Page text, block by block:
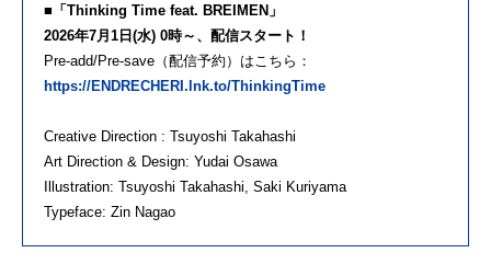
■「Thinking Time feat. BREIMEN」
2026年7月1日(水) 0時～、配信スタート！
Pre-add/Pre-save（配信予約）はこちら：
https://ENDRECHERI.lnk.to/ThinkingTime
Creative Direction : Tsuyoshi Takahashi
Art Direction & Design: Yudai Osawa
Illustration: Tsuyoshi Takahashi, Saki Kuriyama
Typeface: Zin Nagao